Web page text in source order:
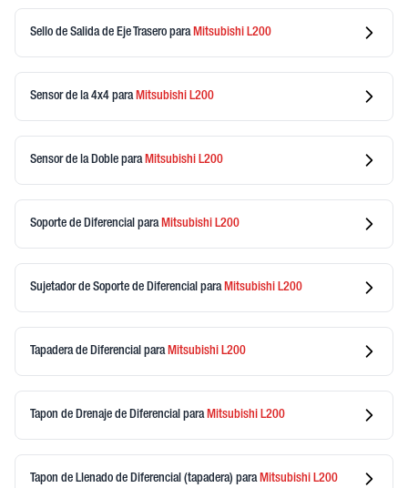
Sello de Salida de Eje Trasero para Mitsubishi L200
Sensor de la 4x4 para Mitsubishi L200
Sensor de la Doble para Mitsubishi L200
Soporte de Diferencial para Mitsubishi L200
Sujetador de Soporte de Diferencial para Mitsubishi L200
Tapadera de Diferencial para Mitsubishi L200
Tapon de Drenaje de Diferencial para Mitsubishi L200
Tapon de Llenado de Diferencial (tapadera) para Mitsubishi L200